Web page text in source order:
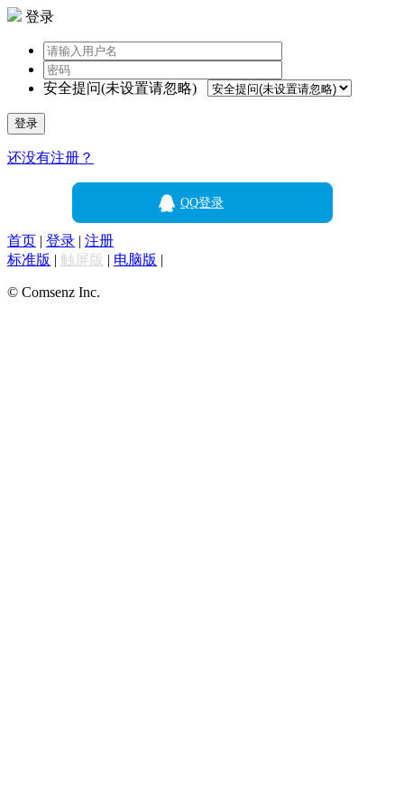
登录
安全提问(未设置请忽略)
登录
还没有注册？
QQ登录
首页 | 登录 | 注册
标准版 | 触屏版 | 电脑版 |
© Comsenz Inc.